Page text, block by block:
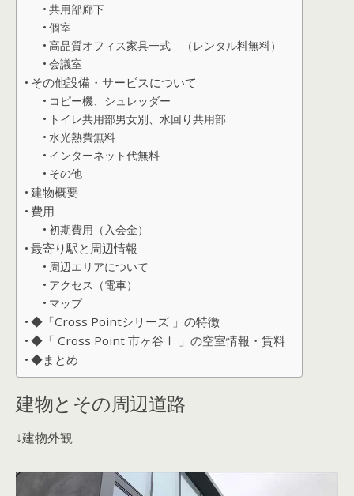
共用部廊下
個室
高品質オフィス家具一式 （レンタル料無料）
会議室
その他設備・サービスについて
コピー機、シュレッダー
トイレ共用部男女別、水回り共用部
水光熱費無料
インターネット代無料
その他
建物概要
費用
初期費用（入会金）
最寄り駅と周辺情報
周辺エリアについて
アクセス（電車）
マップ
◆「Cross Pointシリーズ 」の特徴
◆「 Cross Point 市ヶ谷Ⅰ 」の空室情報・賃料
◆まとめ
建物とその周辺道路
↓建物外観